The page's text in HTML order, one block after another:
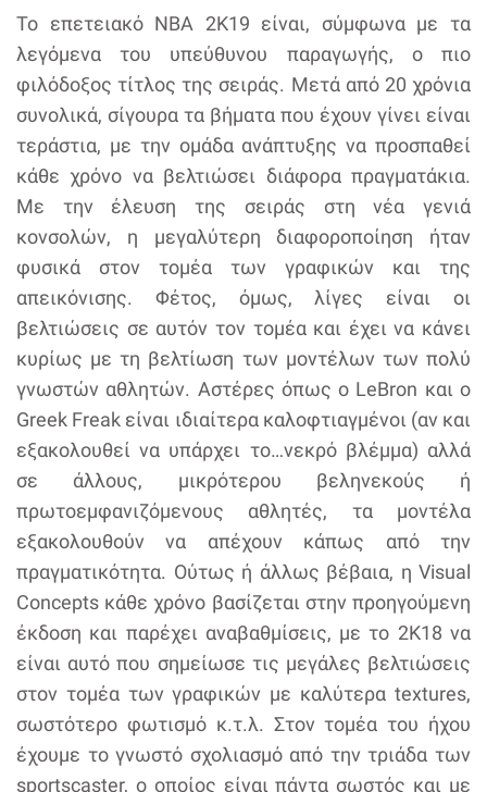
Το επετειακό NBA 2K19 είναι, σύμφωνα με τα
λεγόμενα του υπεύθυνου παραγωγής, ο πιο
φιλόδοξος τίτλος της σειράς. Μετά από 20 χρόνια
συνολικά, σίγουρα τα βήματα που έχουν γίνει είναι
τεράστια, με την ομάδα ανάπτυξης να προσπαθεί
κάθε χρόνο να βελτιώσει διάφορα πραγματάκια.
Με την έλευση της σειράς στη νέα γενιά
κονσολών, η μεγαλύτερη διαφοροποίηση ήταν
φυσικά στον τομέα των γραφικών και της
απεικόνισης. Φέτος, όμως, λίγες είναι οι
βελτιώσεις σε αυτόν τον τομέα και έχει να κάνει
κυρίως με τη βελτίωση των μοντέλων των πολύ
γνωστών αθλητών. Αστέρες όπως ο LeBron και ο
Greek Freak είναι ιδιαίτερα καλοφτιαγμένοι (αν και
εξακολουθεί να υπάρχει το…νεκρό βλέμμα) αλλά
σε άλλους, μικρότερου βεληνεκούς ή
πρωτοεμφανιζόμενους αθλητές, τα μοντέλα
εξακολουθούν να απέχουν κάπως από την
πραγματικότητα. Ούτως ή άλλως βέβαια, η Visual
Concepts κάθε χρόνο βασίζεται στην προηγούμενη
έκδοση και παρέχει αναβαθμίσεις, με το 2K18 να
είναι αυτό που σημείωσε τις μεγάλες βελτιώσεις
στον τομέα των γραφικών με καλύτερα textures,
σωστότερο φωτισμό κ.τ.λ. Στον τομέα του ήχου
έχουμε το γνωστό σχολιασμό από την τριάδα των
sportscaster, ο οποίος είναι πάντα σωστός και με